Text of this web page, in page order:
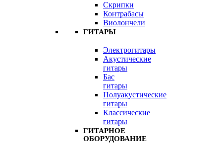
Скрипки
Контрабасы
Виолончели
ГИТАРЫ
Электрогитары
Акустические
гитары
Бас
гитары
Полуакустические
гитары
Классические
гитары
ГИТАРНОЕ
ОБОРУДОВАНИЕ